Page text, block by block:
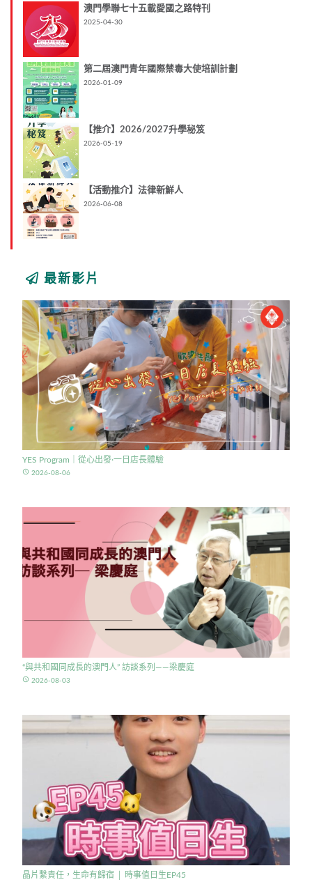
澳門學聯七十五載愛國之路特刊
2025-04-30
第二屆澳門青年國際禁毒大使培訓計劃
2026-01-09
【推介】2026/2027升學秘笈
2026-05-19
【活動推介】法律新鮮人
2026-06-08
最新影片
YES Program｜從心出發·一日店長體驗
access_time 2026-08-06
“與共和國同成長的澳門人” 訪談系列——梁慶庭
access_time 2026-08-03
晶片繫責任，生命有歸宿 │ 時事值日生EP45